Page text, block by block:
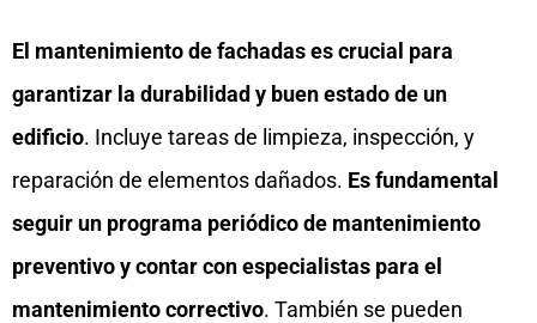
El mantenimiento de fachadas es crucial para
garantizar la durabilidad y buen estado de un
edificio. Incluye tareas de limpieza, inspección, y
reparación de elementos dañados. Es fundamental
seguir un programa periódico de mantenimiento
preventivo y contar con especialistas para el
mantenimiento correctivo. También se pueden